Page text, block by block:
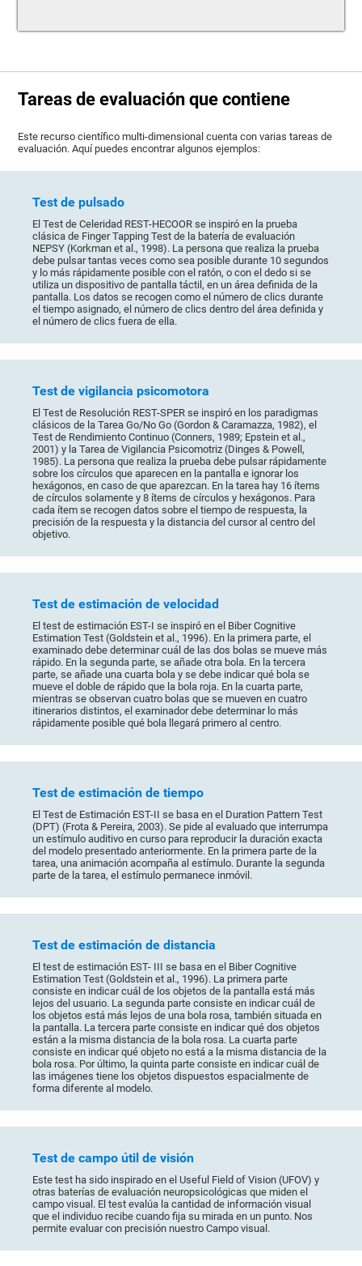
Tareas de evaluación que contiene
Este recurso científico multi-dimensional cuenta con varias tareas de
evaluación. Aquí puedes encontrar algunos ejemplos:
Test de pulsado
El Test de Celeridad REST-HECOOR se inspiró en la prueba
clásica de Finger Tapping Test de la batería de evaluación
NEPSY (Korkman et al., 1998). La persona que realiza la prueba
debe pulsar tantas veces como sea posible durante 10 segundos
y lo más rápidamente posible con el ratón, o con el dedo si se
utiliza un dispositivo de pantalla táctil, en un área definida de la
pantalla. Los datos se recogen como el número de clics durante
el tiempo asignado, el número de clics dentro del área definida y
el número de clics fuera de ella.
Test de vigilancia psicomotora
El Test de Resolución REST-SPER se inspiró en los paradigmas
clásicos de la Tarea Go/No Go (Gordon & Caramazza, 1982), el
Test de Rendimiento Continuo (Conners, 1989; Epstein et al.,
2001) y la Tarea de Vigilancia Psicomotriz (Dinges & Powell,
1985). La persona que realiza la prueba debe pulsar rápidamente
sobre los círculos que aparecen en la pantalla e ignorar los
hexágonos, en caso de que aparezcan. En la tarea hay 16 ítems
de círculos solamente y 8 ítems de círculos y hexágonos. Para
cada ítem se recogen datos sobre el tiempo de respuesta, la
precisión de la respuesta y la distancia del cursor al centro del
objetivo.
Test de estimación de velocidad
El test de estimación EST-I se inspiró en el Biber Cognitive
Estimation Test (Goldstein et al., 1996). En la primera parte, el
examinado debe determinar cuál de las dos bolas se mueve más
rápido. En la segunda parte, se añade otra bola. En la tercera
parte, se añade una cuarta bola y se debe indicar qué bola se
mueve el doble de rápido que la bola roja. En la cuarta parte,
mientras se observan cuatro bolas que se mueven en cuatro
itinerarios distintos, el examinador debe determinar lo más
rápidamente posible qué bola llegará primero al centro.
Test de estimación de tiempo
El Test de Estimación EST-II se basa en el Duration Pattern Test
(DPT) (Frota & Pereira, 2003). Se pide al evaluado que interrumpa
un estímulo auditivo en curso para reproducir la duración exacta
del modelo presentado anteriormente. En la primera parte de la
tarea, una animación acompaña al estímulo. Durante la segunda
parte de la tarea, el estímulo permanece inmóvil.
Test de estimación de distancia
El test de estimación EST- III se basa en el Biber Cognitive
Estimation Test (Goldstein et al., 1996). La primera parte
consiste en indicar cuál de los objetos de la pantalla está más
lejos del usuario. La segunda parte consiste en indicar cuál de
los objetos está más lejos de una bola rosa, también situada en
la pantalla. La tercera parte consiste en indicar qué dos objetos
están a la misma distancia de la bola rosa. La cuarta parte
consiste en indicar qué objeto no está a la misma distancia de la
bola rosa. Por último, la quinta parte consiste en indicar cuál de
las imágenes tiene los objetos dispuestos espacialmente de
forma diferente al modelo.
Test de campo útil de visión
Este test ha sido inspirado en el Useful Field of Vision (UFOV) y
otras baterías de evaluación neuropsicológicas que miden el
campo visual. El test evalúa la cantidad de información visual
que el individuo recibe cuando fija su mirada en un punto. Nos
permite evaluar con precisión nuestro Campo visual.